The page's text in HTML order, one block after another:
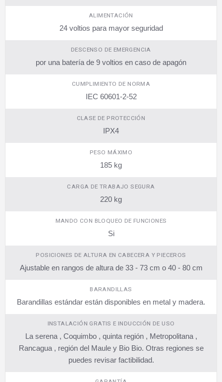
ALIMENTACIÓN
24 voltios para mayor seguridad
DESCENSO DE EMERGENCIA
por una batería de 9 voltios en caso de apagón
CUMPLIMIENTO DE NORMA
IEC 60601-2-52
CLASE DE PROTECCIÓN
IPX4
PESO MÁXIMO
185 kg
CARGA DE TRABAJO SEGURA
220 kg
MANDO CON BLOQUEO DE FUNCIONES
Si
POSICIONES DE ALTURA EN CABECERA Y PIECEROS
Ajustable en rangos de altura de 33 - 73 cm o 40 - 80 cm
BARANDILLAS
Barandillas estándar están disponibles en metal y madera.
INSTALACIÓN GRATIS E INDUCCIÓN DE USO
La serena , Coquimbo , quinta región , Metropolitana ,
Rancagua , región del Maule y Bio Bio. Otras regiones se
puedes revisar factibilidad.